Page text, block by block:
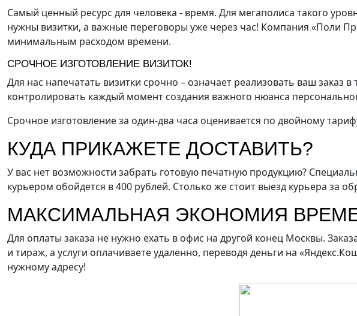
Брошюровка Верстка Вырубка
Наружная реклама Офсетная печать Плоттерная резка
Флексография Фольгирование Цифровая печать
Самый ценный ресурс для человека - время. Для мегаполиса такого
нужны визитки, а важные переговоры уже через час! Компания «Поли
минимальным расходом времени.
СРОЧНОЕ ИЗГОТОВЛЕНИЕ ВИЗИТОК!
Для нас напечатать визитки срочно – означает реализовать ваш
контролировать каждый момент создания важного нюанса
Срочное изготовление за один-два часа оценивается по двойному
КУДА ПРИКАЖЕТЕ ДОСТАВИТЬ?
У вас нет возможности забрать готовую печатную продукцию?
курьером обойдется в 400 рублей. Столько же стоит выезд курьера за
МАКСИМАЛЬНАЯ ЭКОНОМИЯ
Для оплаты заказа не нужно ехать в офис на другой конец Москвы.
и тираж, а услуги оплачиваете удаленно, переводя деньги на
нужному адресу!